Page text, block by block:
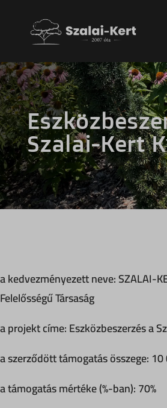
Szalai-Kert
a kedvezményezett neve: SZALAI-
Felelősségű Társaság
a projekt címe: Eszközbeszerzés a
a szerződött támogatás összege:
a támogatás mértéke (%-ban): 70%